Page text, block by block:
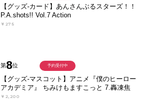
【グッズ-カード】あんさんぶるスターズ！！
P.A.shots!! Vol.7 Action
￥275
第8位
【グッズ-マスコット】アニメ『僕のヒーロー
アカデミア』 ちみけもますこっと 7.轟凍焦
￥2,200
予約受付中